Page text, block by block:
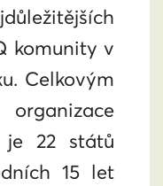
komunity v
Celkovým
22 států
15 let